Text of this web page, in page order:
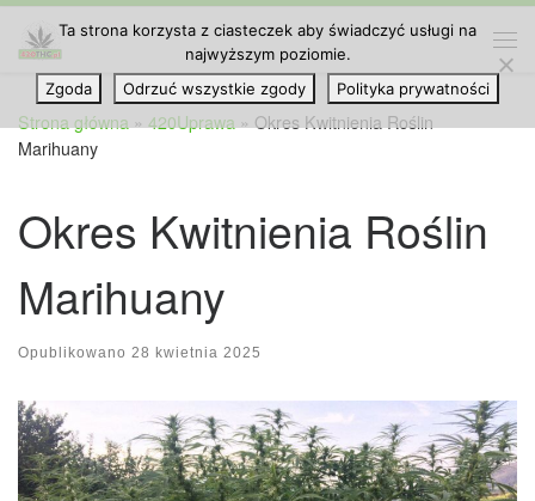
Przejdź do treści
Strona główna » 420Uprawa » Okres Kwitnienia Roślin
Marihuany
Okres Kwitnienia Roślin
Marihuany
Opublikowano 28 kwietnia 2025
Ta strona korzysta z ciasteczek aby świadczyć usługi na
najwyższym poziomie.
Zgoda
Odrzuć wszystkie zgody Polityka prywatności